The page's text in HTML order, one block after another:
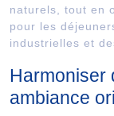
naturels, tout en
pour les
industrielles et
Harmoniser
ambiance